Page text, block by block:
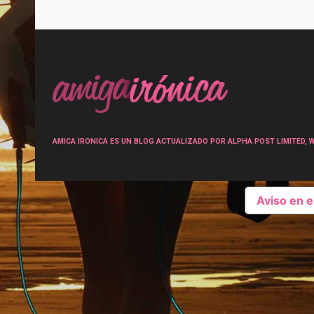
AMICA IRONICA ES UN BLOG ACTUALIZADO POR ALPHA POST
Aviso en